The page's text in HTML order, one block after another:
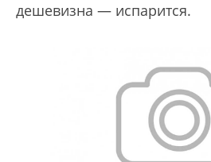
дешевизна — испарится.